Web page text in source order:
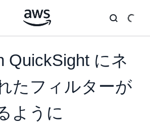
QuickSight にネ
たフィルターが
ように